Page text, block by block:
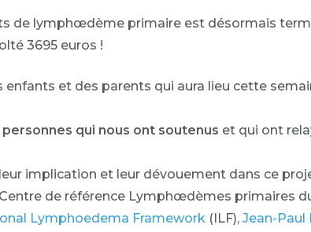
de lymphœdème primaire est désormais
3695 euros !
et des parents qui aura lieu cette
qui nous ont soutenus et qui ont
implication et leur dévouement dans ce
Centre de référence Lymphœdèmes primaires
Lymphoedema Framework (ILF), Jean-Paul